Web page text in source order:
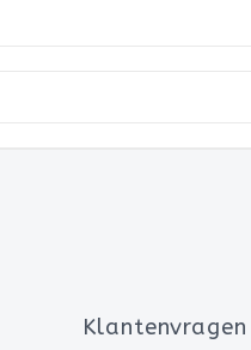
Klantenvragen